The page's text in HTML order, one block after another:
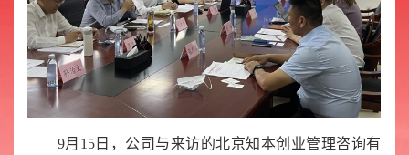
9月15日，公司与来访的北京知本创业管理咨询有